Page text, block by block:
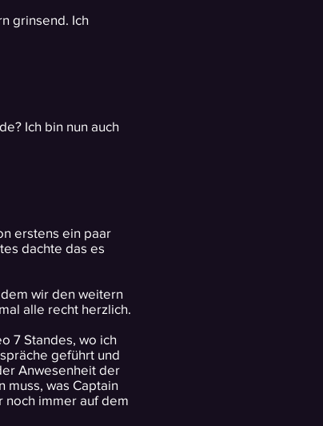
grinsend. Ich
Ich bin nun auch
erstens ein paar
dachte das es
wir den weitern
alle recht herzlich.
7 Standes, wo ich
geführt und
Anwesenheit der
was Captain
noch immer auf dem